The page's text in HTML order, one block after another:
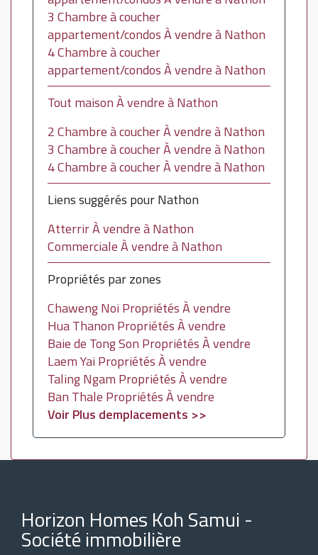
3 Chambre à coucher
appartement/condos À vendre à Nathon
4 Chambre à coucher
appartement/condos À vendre à Nathon
Tout maison À vendre à Nathon
2 Chambre à coucher À vendre à Nathon
3 Chambre à coucher À vendre à Nathon
4 Chambre à coucher À vendre à Nathon
Liens suggérés pour Nathon
Atterrir À vendre à Nathon
Commerciale À vendre à Nathon
Propriétés par zones
Chaweng Noi Propriétés À vendre
Hua Thanon Propriétés À vendre
Baie de Tong Son Propriétés À vendre
Laem Yai Propriétés À vendre
Taling Ngam Propriétés À vendre
Ban Thale Propriétés À vendre
Voir Plus demplacements >>
Horizon Homes Koh Samui -
Société immobilière